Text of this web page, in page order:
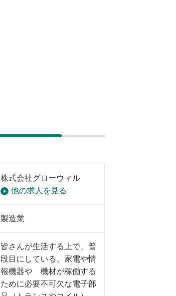
株式会社グローウィル
他の求人を見る
製造業
皆さんが生活する上で、普
段目にしている、家電や情
報機器や 機材が稼働する
ために必要不可欠な電子部